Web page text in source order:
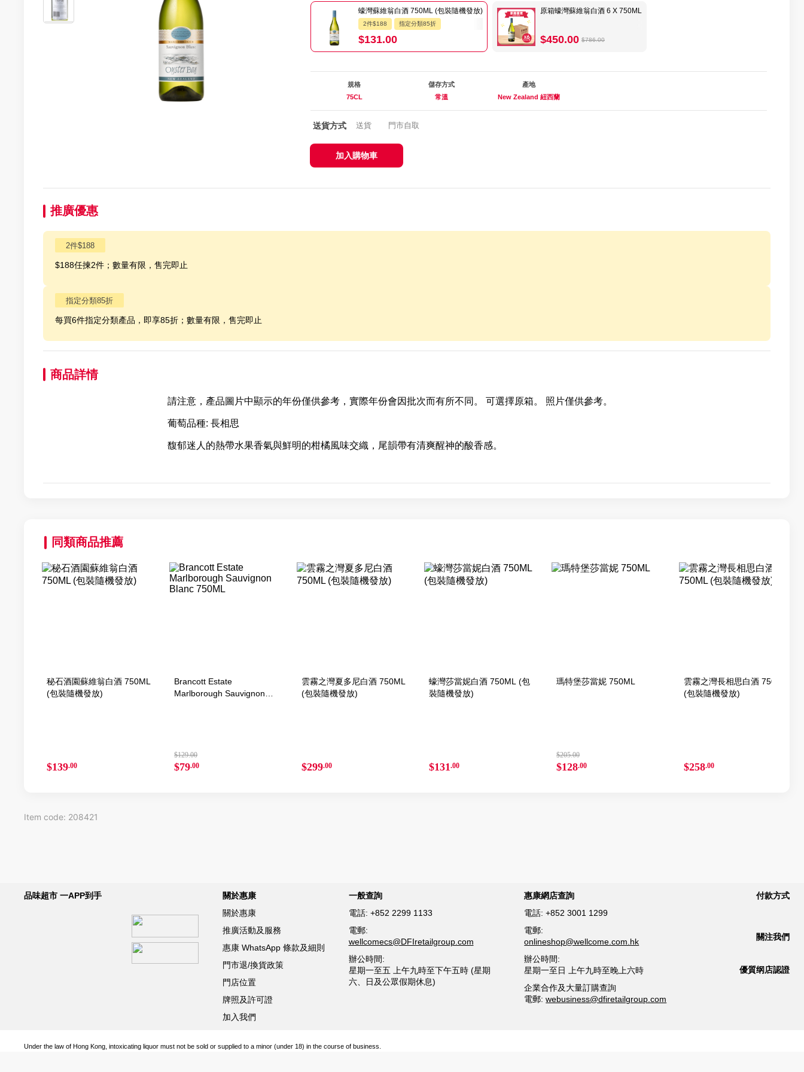
蠔灣蘇維翁白酒 750ML (包裝隨機發放)
2件$188 指定分類85折
$131.00
原箱蠔灣蘇維翁白酒 6 X 750ML
$450.00 $786.00
規格
75CL
儲存方式
常溫
產地
New Zealand 紐西蘭
送貨方式 送貨 門市自取
加入購物車
推廣優惠
2件$188
$188任揀2件；數量有限，售完即止
指定分類85折
每買6件指定分類產品，即享85折；數量有限，售完即止
商品詳情
請注意，產品圖片中顯示的年份僅供參考，實際年份會因批次而有所不同。 可選擇原箱。 照片僅供參考。
葡萄品種: 長相思
馥郁迷人的熱帶水果香氣與鮮明的柑橘風味交織，尾韻帶有清爽醒神的酸香感。
同類商品推薦
秘石酒園蘇維翁白酒 750ML
(包裝隨機發放)
$139.00
Brancott Estate
Marlborough Sauvignon
$129.00
$79.00
雲霧之灣夏多尼白酒 750ML
(包裝隨機發放)
$299.00
蠔灣莎當妮白酒 750ML (包
裝隨機發放)
$131.00
瑪特堡莎當妮 750ML
$205.00
$128.00
雲霧之灣長相思白酒 750ML
(包裝隨機發放)
$258.00
Item code: 208421
品味超市 一APP到手
關於惠康
關於惠康
推廣活動及服務
惠康 WhatsApp 條款及細則
門市退/換貨政策
門店位置
牌照及許可證
加入我們
一般查詢
電話: +852 2299 1133
電郵:
wellcomecs@DFIretailgroup.com
辦公時間:
星期一至五 上午九時至下午五時 (星期
六、日及公眾假期休息)
惠康網店查詢
電話:+852 3001 1299
電郵:
onlineshop@wellcome.com.hk
辦公時間:
星期一至日 上午九時至晚上六時
企業合作及大量訂購查詢
電郵:webusiness@dfiretailgroup.com
付款方式
關注我們
優質纲店認證
Under the law of Hong Kong, intoxicating liquor must not be sold or supplied to a minor (under 18) in the course of business.